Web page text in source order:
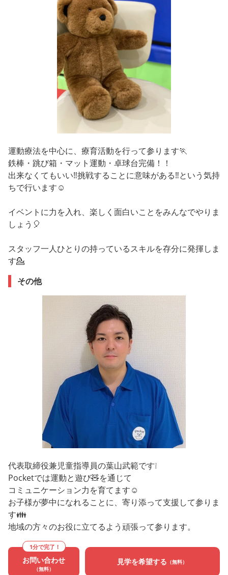
運動療法を中心に、療育活動を行って参ります🏃
鉄棒・跳び箱・マット運動・卓球台完備！！
出来なくてもいい‼挑戦することに意味がある‼という気持
ちで行います☺
イベントに力を入れ、楽しく面白いことをみんなでやりま
しょう🎈
スタッフ一人ひとりの持っているスキルを存分に発揮しま
す💁
その他
代表取締役兼児童指導員の葉山武範です❕
Pocketでは運動と遊び🧸を通じて
コミュニケーション力を育てます☺
お子様が夢中になれることに、寄り添って支援して参りま
す👪
地域の方々のお役に立てるよう頑張って参ります。
1分で完了！
お問い合わせ
（無料）
見学を希望する （無料）